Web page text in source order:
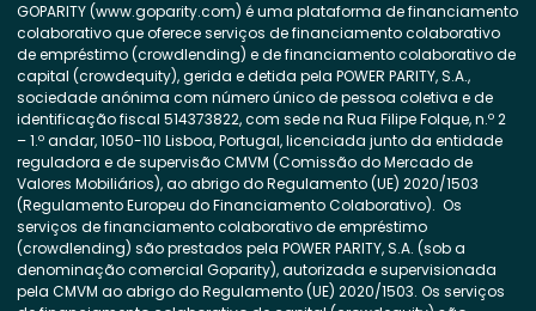
GOPARITY (www.goparity.com) é uma plataforma de financiamento
colaborativo que oferece serviços de financiamento colaborativo
de empréstimo (crowdlending) e de financiamento colaborativo de
capital (crowdequity), gerida e detida pela POWER PARITY, S.A.,
sociedade anónima com número único de pessoa coletiva e de
identificação fiscal 514373822, com sede na Rua Filipe Folque, n.º 2
– 1.º andar, 1050-110 Lisboa, Portugal, licenciada junto da entidade
reguladora e de supervisão CMVM (Comissão do Mercado de
Valores Mobiliários), ao abrigo do Regulamento (UE) 2020/1503
(Regulamento Europeu do Financiamento Colaborativo). Os
serviços de financiamento colaborativo de empréstimo
(crowdlending) são prestados pela POWER PARITY, S.A. (sob a
denominação comercial Goparity), autorizada e supervisionada
pela CMVM ao abrigo do Regulamento (UE) 2020/1503. Os serviços